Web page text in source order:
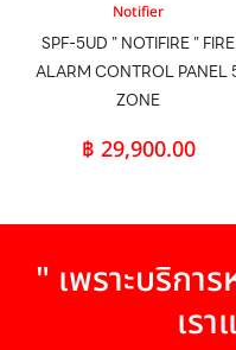
Notifier
SPF-5UD ” NOTIFIRE ” FIRE
ALARM CONTROL PANEL
ZONE
฿ 29,900.00
" เพราะบริกา
เร